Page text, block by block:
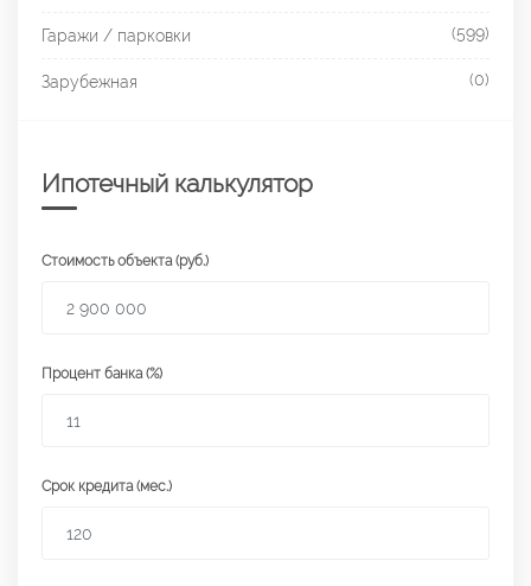
Гаражи / парковки (599)
Зарубежная (0)
Ипотечный калькулятор
Стоимость объекта (руб.)
Процент банка (%)
Срок кредита (мес.)